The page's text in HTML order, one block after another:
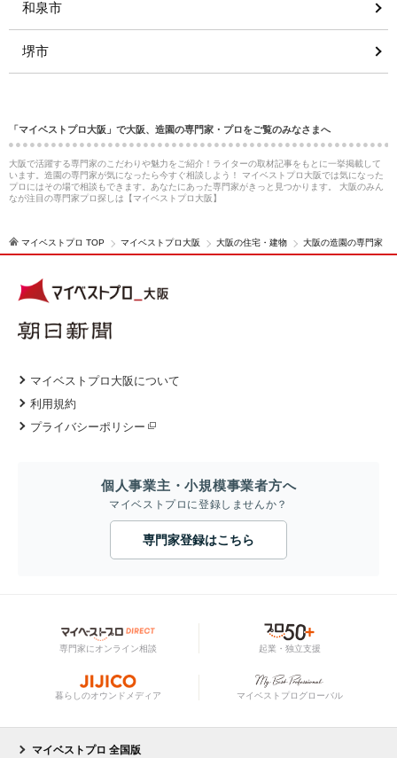
和泉市
堺市
「マイベストプロ大阪」で大阪、造園の専門家・プロをご覧のみなさまへ
大阪で活躍する専門家のこだわりや魅力をご紹介！ライターの取材記事をもとに一挙掲載して
います。造園の専門家が気になったら今すぐ相談しよう！ マイベストプロ大阪では気になった
プロにはその場で相談もできます。あなたにあった専門家がきっと見つかります。 大阪のみん
なが注目の専門家プロ探しは【マイベストプロ大阪】
マイベストプロ TOP マイベストプロ大阪 大阪の住宅・建物 大阪の造園の専門家
マイベストプロ大阪について
利用規約
プライバシーポリシー
個人事業主・小規模事業者方へ
マイベストプロに登録しませんか？
専門家登録はこちら
専門家にオンライン相談 起業・独立支援
暮らしのオウンドメディア マイベストプログローバル
マイベストプロ 全国版